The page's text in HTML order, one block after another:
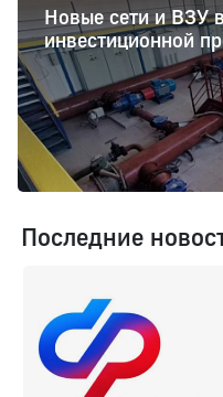
Новые сети и ВЗУ
инвестиционной
Последние